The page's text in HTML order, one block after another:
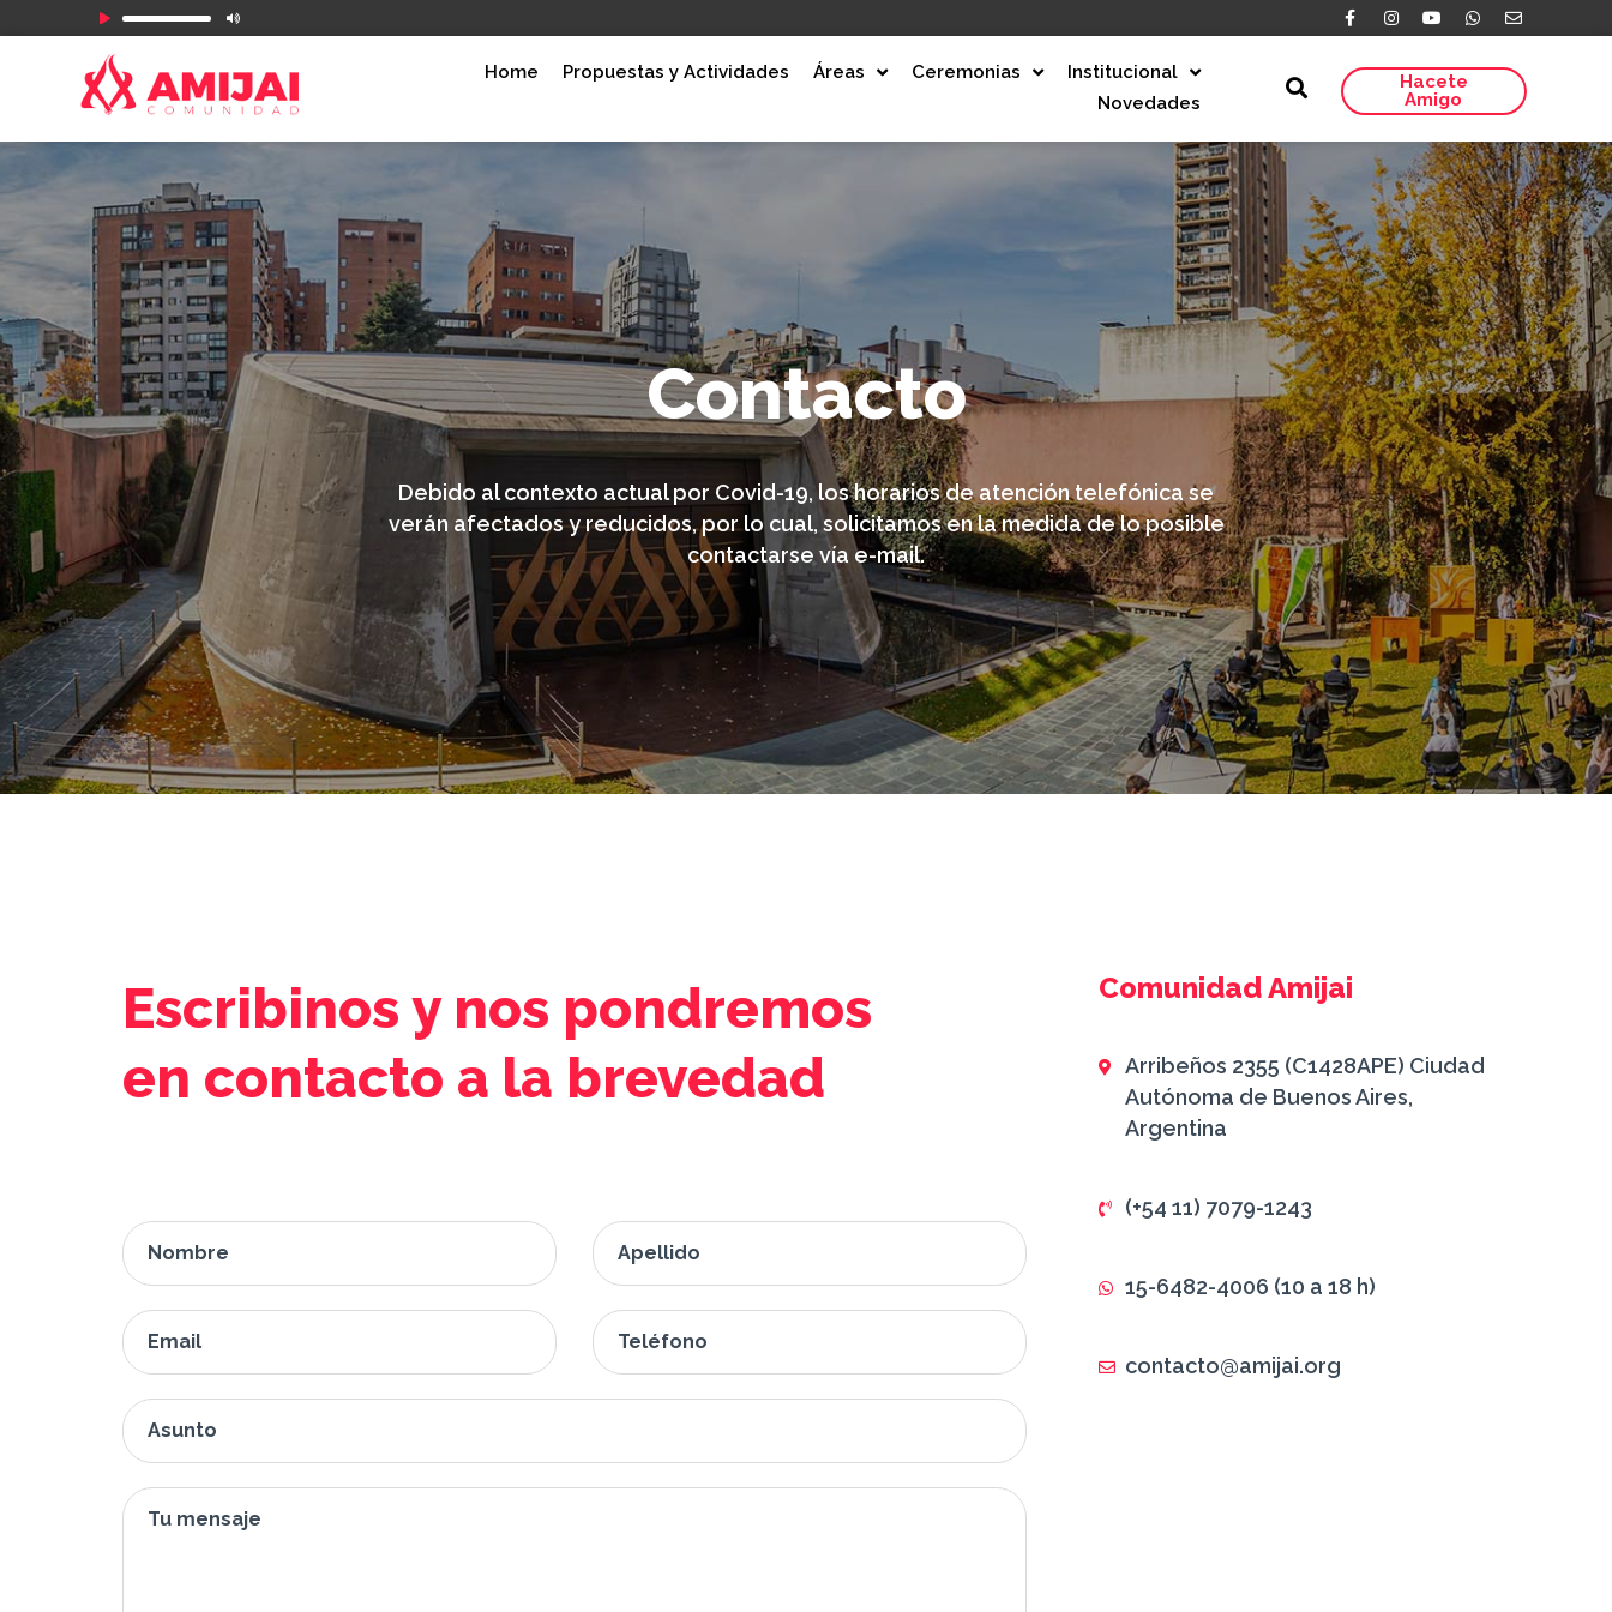
Reproductor
de
audio
Home Propuestas y Actividades Áreas Ceremonias
Institucional
Novedades
Hacete
Amigo
Contacto
Debido al contexto actual por Covid-19, los horarios de atención telefónica se
verán afectados y reducidos, por lo cual, solicitamos en la medida de lo posible
contactarse vía e-mail.
Escribinos y nos pondremos
en contacto a la brevedad
Comunidad Amijai
Arribeños 2355 (C1428APE) Ciudad
Autónoma de Buenos Aires,
Argentina
(+54 11) 7079-1243
15-6482-4006 (10 a 18 h)
contacto@amijai.org